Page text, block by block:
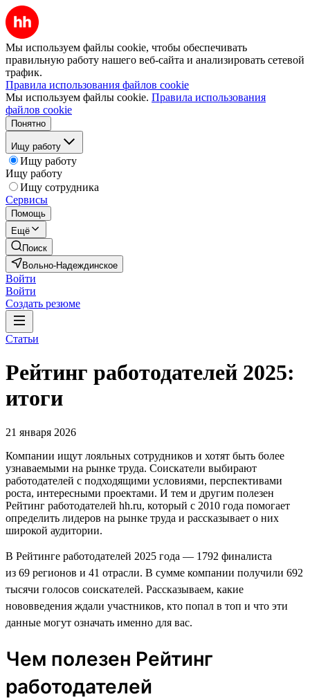
Мы используем файлы cookie, чтобы обеспечивать
правильную работу нашего веб-сайта и анализировать сетевой
трафик.
Правила использования файлов cookie
Мы используем файлы cookie. Правила использования
файлов cookie
Понятно
Ищу работу
Ищу работу
Ищу работу
Ищу сотрудника
Сервисы
Помощь
Ещё
Поиск
Вольно-Надеждинское
Войти
Войти
Создать резюме
Статьи
Рейтинг работодателей 2025:
итоги
21 января 2026
Компании ищут лояльных сотрудников и хотят быть более
узнаваемыми на рынке труда. Соискатели выбирают
работодателей с подходящими условиями, перспективами
роста, интересными проектами. И тем и другим полезен
Рейтинг работодателей hh.ru, который с 2010 года помогает
определить лидеров на рынке труда и рассказывает о них
широкой аудитории.
В Рейтинге работодателей 2025 года — 1792 финалиста
из 69 регионов и 41 отрасли. В сумме компании получили 692
тысячи голосов соискателей. Рассказываем, какие
нововведения ждали участников, кто попал в топ и что эти
данные могут означать именно для вас.
Чем полезен Рейтинг
работодателей